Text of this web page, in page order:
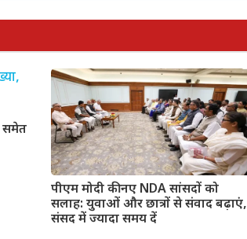
समेत
पीएम मोदी की नए NDA सांसदों को
सलाह: युवाओं और छात्रों से संवाद बढ़ाएं,
संसद में ज्यादा समय दें